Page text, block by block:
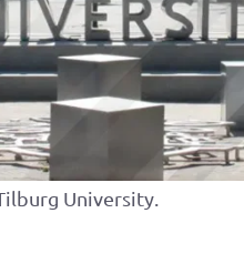
Geen resultaten
University.